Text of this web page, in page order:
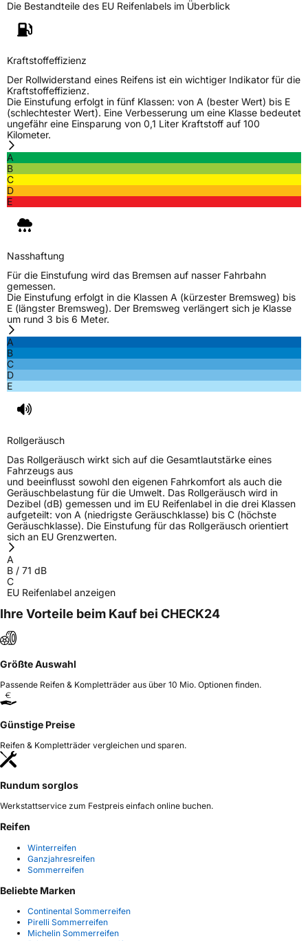
Generelle Merkmale
Fahrzeugtyp
VerwendungSommerreifen
ModellnameRXMotion H12
FahrzeugartPKW & SUV
Weitere Eigenschaften
SchlauchtypTL
ZustandNeureifen
Verstärkt
EU Label
EffizienzD
Nasshaftung
3PMSF / Schneeflockensymbol / Alpine-Symbol Nein
EPREL ID444730
Allgemeine Produktsicherheit (GPSR)
HerstellerkontaktSailun Europe GmbH, Grosser Hasenpfad 30
Die Bestandteile des EU Reifenlabels im Überblick
Kraftstoffeffizienz
Der Rollwiderstand eines Reifens ist ein wichtiger Indikator für die
Kraftstoffeffizienz.
Die Einstufung erfolgt in fünf Klassen: von A (bester Wert) bis E
(schlechtester Wert). Eine Verbesserung um eine Klasse bedeutet
ungefähr eine Einsparung von 0,1 Liter Kraftstoff auf 100
Kilometer.
A
B
C
D
E
Nasshaftung
Für die Einstufung wird das Bremsen auf nasser Fahrbahn
gemessen.
Die Einstufung erfolgt in die Klassen A (kürzester Bremsweg) bis
E (längster Bremsweg). Der Bremsweg verlängert sich je Klasse
um rund 3 bis 6 Meter.
A
B
C
D
E
Rollgeräusch
Das Rollgeräusch wirkt sich auf die Gesamtlautstärke eines
Fahrzeugs aus
und beeinflusst sowohl den eigenen Fahrkomfort als auch die
Geräuschbelastung für die Umwelt. Das Rollgeräusch wird in
Dezibel (dB) gemessen und im EU Reifenlabel in die drei Klassen
aufgeteilt: von A (niedrigste Geräuschklasse) bis C (höchste
Geräuschklasse). Die Einstufung für das Rollgeräusch orientiert
sich an EU Grenzwerten.
A
B / 71 dB
C
EU Reifenlabel anzeigen
Ihre Vorteile beim Kauf bei CHECK24
Größte Auswahl
Passende Reifen & Kompletträder aus über 10 Mio. Optionen finden.
Günstige Preise
Reifen & Kompletträder vergleichen und sparen.
Rundum sorglos
Werkstattservice zum Festpreis einfach online buchen.
Reifen
Winterreifen
Ganzjahresreifen
Sommerreifen
Beliebte Marken
Continental Sommerreifen
Pirelli Sommerreifen
Michelin Sommerreifen